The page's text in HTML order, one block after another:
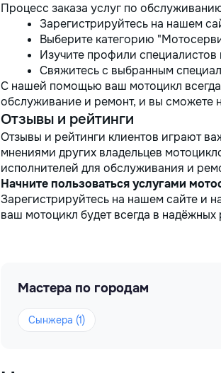
Процесс заказа услуг по
Зарегистрируйтесь на нашем
Выберите категорию
Изучите профили специалистов
Свяжитесь с выбранным
С нашей помощью ваш мотоцикл всегда
обслуживание и ремонт, и вы сможете
Отзывы и рейтинги
Отзывы и рейтинги клиентов играют
мнениями других владельцев
исполнителей для обслуживания и
Начните пользоваться услугами
Зарегистрируйтесь на нашем сайте и
ваш мотоцикл будет всегда в надёжных
Мастера по городам
Сынжера (1)